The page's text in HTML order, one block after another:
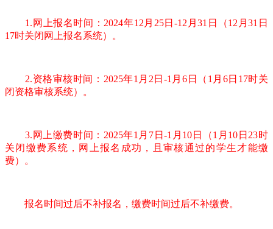
1.网上报名时间：2024年12月25日-12月31日（12月31日
17时关闭网上报名系统）。
2.资格审核时间：2025年1月2日-1月6日（1月6日17时关
闭资格审核系统）。
3.网上缴费时间：2025年1月7日-1月10日（1月10日23时
关闭缴费系统，网上报名成功，且审核通过的学生才能缴
费）。
报名时间过后不补报名，缴费时间过后不补缴费。